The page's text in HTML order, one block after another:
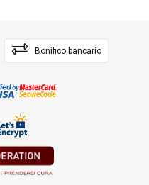
Bonifico bancario